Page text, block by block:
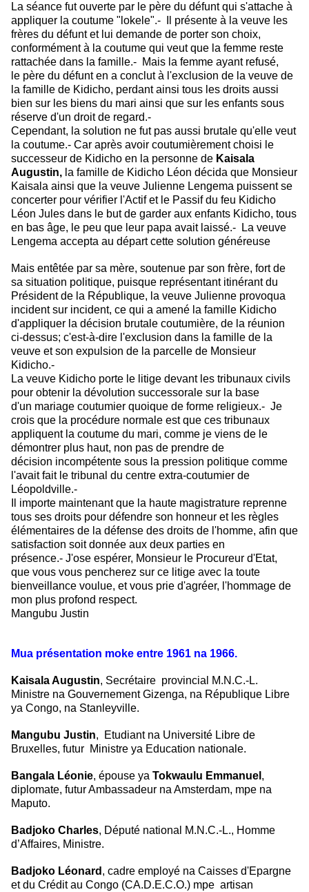
La séance fut ouverte par le père du défunt qui s'attache à
appliquer la coutume "lokele".- Il présente à la veuve les
frères du défuntet lui demande de porter son choix,
conformément à la coutume qui veut que la femme reste
rattachée dans la famille.- Mais la femme ayant refusé,
le père du défunt en a conclut à l'exclusion de la veuve de
la famille de Kidicho, perdant ainsi tous les droits aussi
bien sur les biens du mari ainsi que sur les enfants sous
réserve d'un droit de regard.-
Cependant, la solution ne fut pas aussi brutale qu'elle veut
la coutume.- Car après avoir coutumièrement choisi le
successeur de Kidicho en la personne de Kaisala
Augustin, la famille de Kidicho Léon décida que Monsieur
Kaisala ainsi que la veuve Julienne Lengema puissent se
concerter pour vérifier l'Actif et le Passif du feu Kidicho
Léon Jules dans le but de garder aux enfants Kidicho, tous
en bas âge, le peu que leur papa avait laissé.- La veuve
Lengema accepta au départ cette solution généreuse
Mais entêtée par sa mère, soutenue par son frère, fort de
sa situation politique, puisque représentant itinérant du
Président de la République, la veuve Julienne provoqua
incident sur incident, ce qui a amené la famille Kidicho
d'appliquer la décision brutale coutumière, de la réunion
ci-dessus; c'est-à-dire l'exclusion dans la famille de la
veuve et son expulsion de la parcelle de Monsieur
Kidicho.-
La veuve Kidicho porte le litige devant les tribunaux civils
pour obtenir la dévolution successorale sur la base
d'un mariage coutumier quoique de forme religieux.- Je
crois que la procédure normale est que ces tribunaux
appliquent la coutume du mari, comme je viens de le
démontrer plus haut, non pas de prendre de
décision incompétente sous la pression politique comme
l'avait fait le tribunal du centre extra-coutumier de
Léopoldville.-
Il importe maintenant que la haute magistrature reprenne
tous ses droits pour défendre son honneur et les règles
élémentaires de la défense des droits de l'homme, afin que
satisfaction soit donnée aux deux parties en
présence.- J'ose espérer, Monsieur le Procureur d'Etat,
que vous vous pencherez sur ce litige avec la toute
bienveillance voulue, et vous prie d'agréer, l'hommage de
mon plus profond respect.
Mangubu Justin
Mua présentation moke entre 1961 na 1966.
Kaisala Augustin, Secrétaire provincial M.N.C.-L.
Ministre na GouvernementGizenga, na République Libre
ya Congo, na Stanleyville.
Mangubu Justin, Etudiant na Université Libre de
Bruxelles, futur Ministre ya Education nationale.
Bangala Léonie, épouse ya Tokwaulu Emmanuel ,
diplomate, futur Ambassadeur na Amsterdam, mpe na
Maputo.
Badjoko Charles, Député national M.N.C.-L., Homme
d’Affaires, Ministre.
Badjoko Léonard , cadre employé na Caisses d'Epargne
et du Crédit au Congo (CA.D.E.C.O.) mpe artisan